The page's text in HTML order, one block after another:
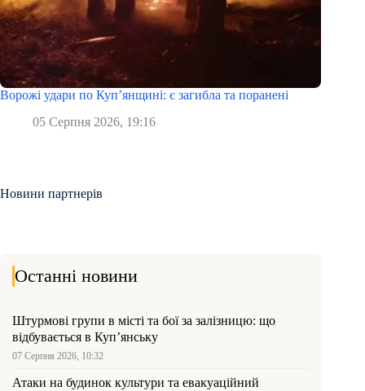
Ворожі удари по Куп’янщині: є загибла та поранені
05 Серпня 2026, 19:16
Новини партнерів
Останні новини
Штурмові групи в місті та бої за залізницю: що
відбувається в Куп’янську
07 Серпня 2026, 10:32
Атаки на будинок культури та евакуаційний